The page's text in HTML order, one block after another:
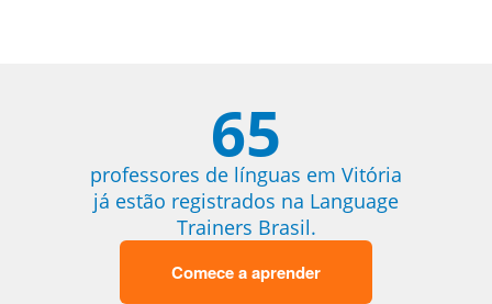
65
professores de línguas em Vitória
já estão registrados na Language
Trainers Brasil.
Comece a aprender